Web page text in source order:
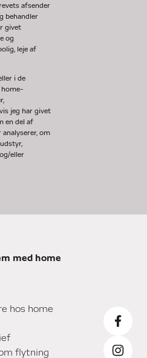
afsender
behandler
givet
og
leje af
i de
home-
jeg har givet
en del af
om
eller
med home
hos home
flytning